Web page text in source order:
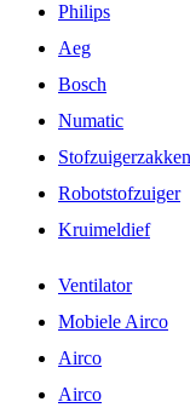
Philips
Aeg
Bosch
Numatic
Stofzuigerzakken
Robotstofzuiger
Kruimeldief
Ventilator
Mobiele Airco
Airco
Airco